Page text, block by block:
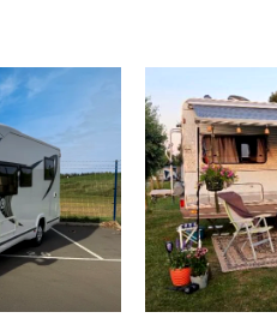
Suivant Précédent